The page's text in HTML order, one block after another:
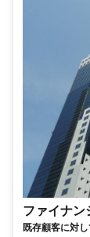
ファイナン
既存顧客に対